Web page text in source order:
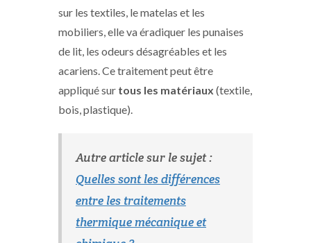
sur les textiles, le matelas et les
mobiliers, elle va éradiquer les punaises
de lit, les odeurs désagréables et les
acariens. Ce traitement peut être
appliqué sur tous les matériaux (textile,
bois, plastique).
Autre article sur le sujet :
Quelles sont les différences
entre les traitements
thermique mécanique et